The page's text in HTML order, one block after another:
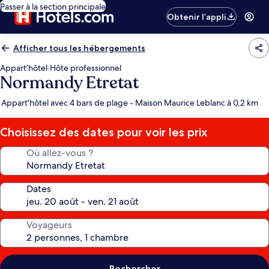
Passer à la section principale
Obtenir l’appli
Afficher tous les hébergements
Appart’hôtel·Hôte professionnel
Normandy Etretat
Appart'hôtel avec 4 bars de plage - Maison Maurice Leblanc à 0,2 km
Choisissez des dates pour voir les prix
Où allez-vous ?
Dates
Voyageurs